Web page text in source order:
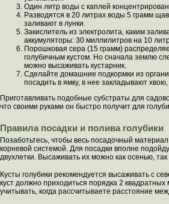
Один литр воды с каплей
Разводятся в 20 литрах воды 5 грамм
заливают в лунки.
Закислитель из электролита, каким
аккумуляторы: 30 миллилитров на 10
Порошковая сера (15 грамм)
голубичным кустом. Но сначала землю
можно высаживать кустарник.
Сделайте домашние подкормки из
посадить в ямку, в нее закладывают
Приготавливать подобные субстраты для
что своими руками он быстро получит для
Правила посадки и полива голубики
Позаботьтесь, чтобы весь посадочный
корневой системой. Для посадки вполне
двухлетки. Высаживать их можно как осенью, так
Кусты голубики рекомендуется высаживать с
куст должно приходиться порядка 2 квадратных
учитывать, когда рассчитываете расстояние